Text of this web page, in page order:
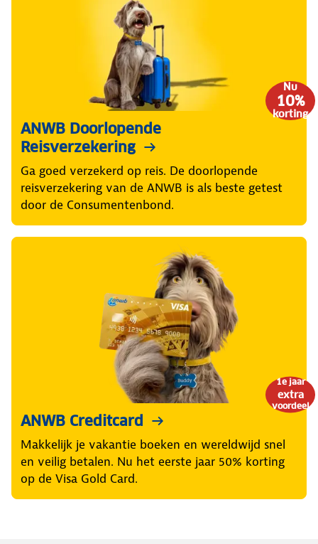
Nu
10%
korting
ANWB Doorlopende
Reisverzekering
Ga goed verzekerd op reis. De doorlopende
reisverzekering van de ANWB is als beste getest
door de Consumentenbond.
1e jaar
extra
voordeel
ANWB Creditcard
Makkelijk je vakantie boeken en wereldwijd snel
en veilig betalen. Nu het eerste jaar 50% korting
op de Visa Gold Card.